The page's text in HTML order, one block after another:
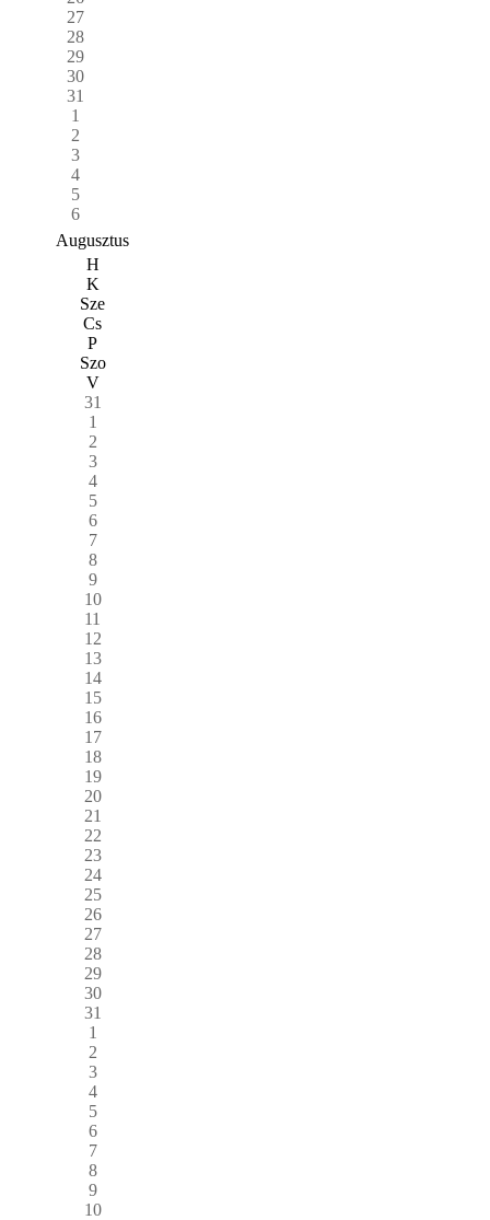
27
28
29
30
31
1
2
3
4
5
6
Augusztus
H
K
Sze
Cs
P
Szo
V
31
1
2
3
4
5
6
7
8
9
10
11
12
13
14
15
16
17
18
19
20
21
22
23
24
25
26
27
28
29
30
31
1
2
3
4
5
6
7
8
9
10